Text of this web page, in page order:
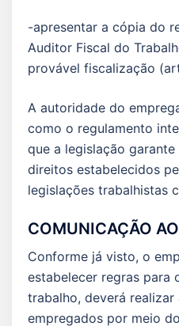
-apresentar a cópia do
Auditor Fiscal do
provável fiscalização
A autoridade do
como o regulamento
que a legislação
direitos estabelecidos
legislações trabalhistas
COMUNICAÇÃO
Conforme já visto, o
estabelecer regras para
trabalho, deverá
empregados por meio